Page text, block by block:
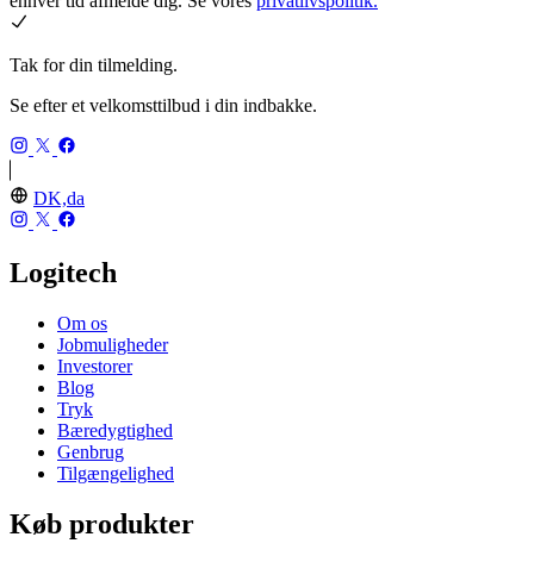
Tak for din tilmelding.
Se efter et velkomsttilbud i din indbakke.
DK,da
Logitech
Om os
Jobmuligheder
Investorer
Blog
Tryk
Bæredygtighed
Genbrug
Tilgængelighed
Køb produkter